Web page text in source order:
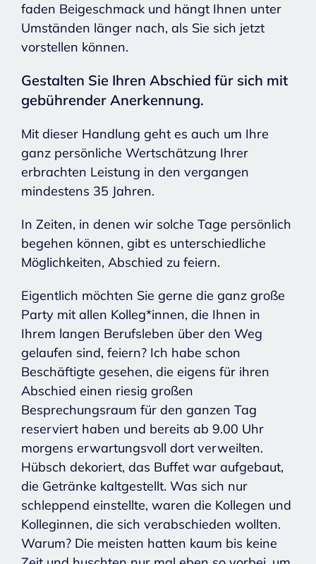
faden Beigeschmack und hängt Ihnen unter
Umständen länger nach, als Sie sich jetzt
vorstellen können.
Gestalten Sie Ihren Abschied für sich mit
gebührender Anerkennung.
Mit dieser Handlung geht es auch um Ihre
ganz persönliche Wertschätzung Ihrer
erbrachten Leistung in den vergangen
mindestens 35 Jahren.
In Zeiten, in denen wir solche Tage persönlich
begehen können, gibt es unterschiedliche
Möglichkeiten, Abschied zu feiern.
Eigentlich möchten Sie gerne die ganz große
Party mit allen Kolleg*innen, die Ihnen in
Ihrem langen Berufsleben über den Weg
gelaufen sind, feiern? Ich habe schon
Beschäftigte gesehen, die eigens für ihren
Abschied einen riesig großen
Besprechungsraum für den ganzen Tag
reserviert haben und bereits ab 9.00 Uhr
morgens erwartungsvoll dort verweilten.
Hübsch dekoriert, das Buffet war aufgebaut,
die Getränke kaltgestellt. Was sich nur
schleppend einstellte, waren die Kollegen und
Kolleginnen, die sich verabschieden wollten.
Warum? Die meisten hatten kaum bis keine